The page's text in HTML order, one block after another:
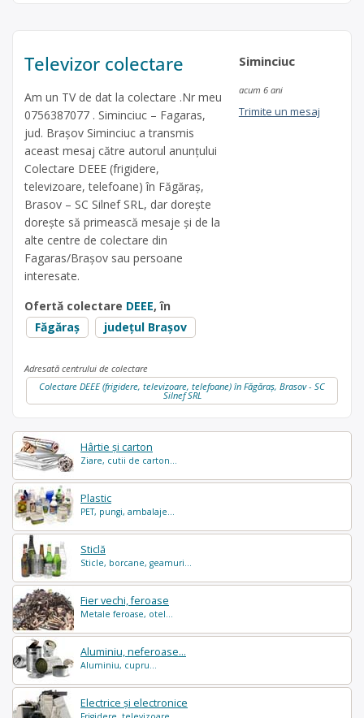
Hârtie și carton
Ziare, cutii de carton...
Plastic
PET, pungi, ambalaje...
Sticlă
Sticle, borcane, geamuri...
Fier vechi, feroase
Metale feroase, otel...
Aluminiu, neferoase...
Aluminiu, cupru...
Electrice și electronice
Televizor colectare
Am un TV de dat la colectare .Nr meu
0756387077 . Siminciuc – Fagaras,
jud. Brașov Siminciuc a transmis
aceast mesaj către autorul anunțului
Colectare DEEE (frigidere,
televizoare, telefoane) în Făgăraș,
Brasov – SC Silnef SRL, dar dorește
dorește să primească mesaje și de la
alte centre de colectare din
Fagaras/Brașov sau persoane
interesate.
Ofertă colectare DEEE, în
Făgăraș
județul Brașov
Siminciuc
acum 6 ani
Trimite un mesaj
Adresată centrului de colectare
Colectare DEEE (frigidere, televizoare, telefoane) în Făgăraș, Brasov - SC
Silnef SRL